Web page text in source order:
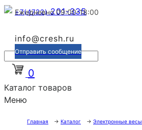
+7(4722)201-335
Ежедневно 09:00-18:00
info@cresh.ru
Отправить сообщение
0
Каталог товаров
Меню
Главная → Каталог → Электронные весы